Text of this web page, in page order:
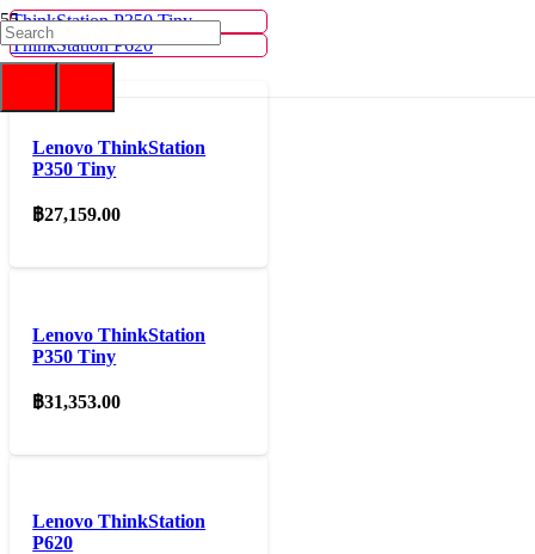
ThinkStation P350 Tiny
ThinkStation P620
Lenovo ThinkStation
P350 Tiny
฿27,159.00
Lenovo ThinkStation
P350 Tiny
฿31,353.00
Lenovo ThinkStation
P620